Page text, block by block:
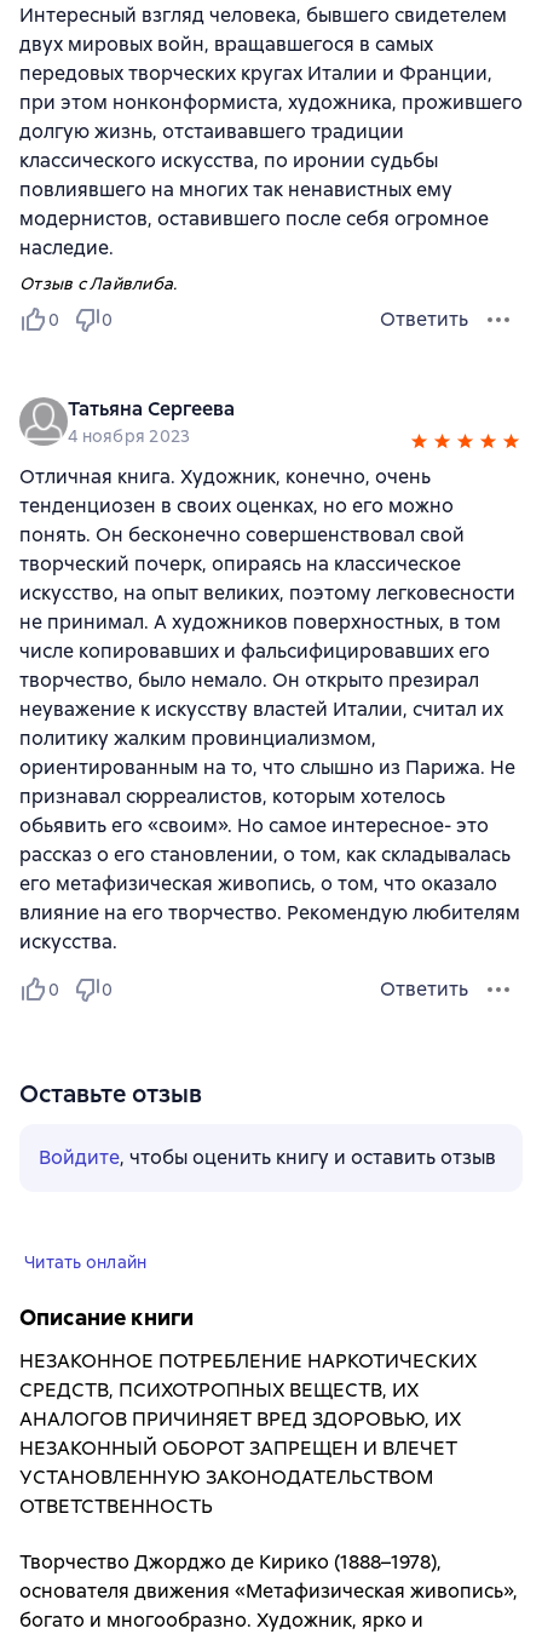
Интересный взгляд человека, бывшего свидетелем
двух мировых войн, вращавшегося в самых
передовых творческих кругах Италии и Франции,
при этом нонконформиста, художника, прожившего
долгую жизнь, отстаивавшего традиции
классического искусства, по иронии судьбы
повлиявшего на многих так ненавистных ему
модернистов, оставившего после себя огромное
наследие.
Отзыв с Лайвлиба.
0
0 Ответить
Татьяна Сергеева
4 ноября 2023
Отличная книга. Художник, конечно, очень
тенденциозен в своих оценках, но его можно
понять. Он бесконечно совершенствовал свой
творческий почерк, опираясь на классическое
искусство, на опыт великих, поэтому легковесности
не принимал. А художников поверхностных, в том
числе копировавших и фальсифицировавших его
творчество, было немало. Он открыто презирал
неуважение к искусству властей Италии, считал их
политику жалким провинциализмом,
ориентированным на то, что слышно из Парижа. Не
признавал сюрреалистов, которым хотелось
обьявить его «своим». Но самое интересное- это
рассказ о его становлении, о том, как складывалась
его метафизическая живопись, о том, что оказало
влияние на его творчество. Рекомендую любителям
искусства.
0 0 Ответить
Оставьте отзыв
Войдите, чтобы оценить книгу и оставить отзыв
Читать онлайн
Описание книги
НЕЗАКОННОЕ ПОТРЕБЛЕНИЕ НАРКОТИЧЕСКИХ
СРЕДСТВ, ПСИХОТРОПНЫХ ВЕЩЕСТВ, ИХ
АНАЛОГОВ ПРИЧИНЯЕТ ВРЕД ЗДОРОВЬЮ, ИХ
НЕЗАКОННЫЙ ОБОРОТ ЗАПРЕЩЕН И ВЛЕЧЕТ
УСТАНОВЛЕННУЮ ЗАКОНОДАТЕЛЬСТВОМ
ОТВЕТСТВЕННОСТЬ
Творчество Джорджо де Кирико (1888–1978),
основателя движения «Метафизическая живопись»,
богато и многообразно. Художник, ярко и